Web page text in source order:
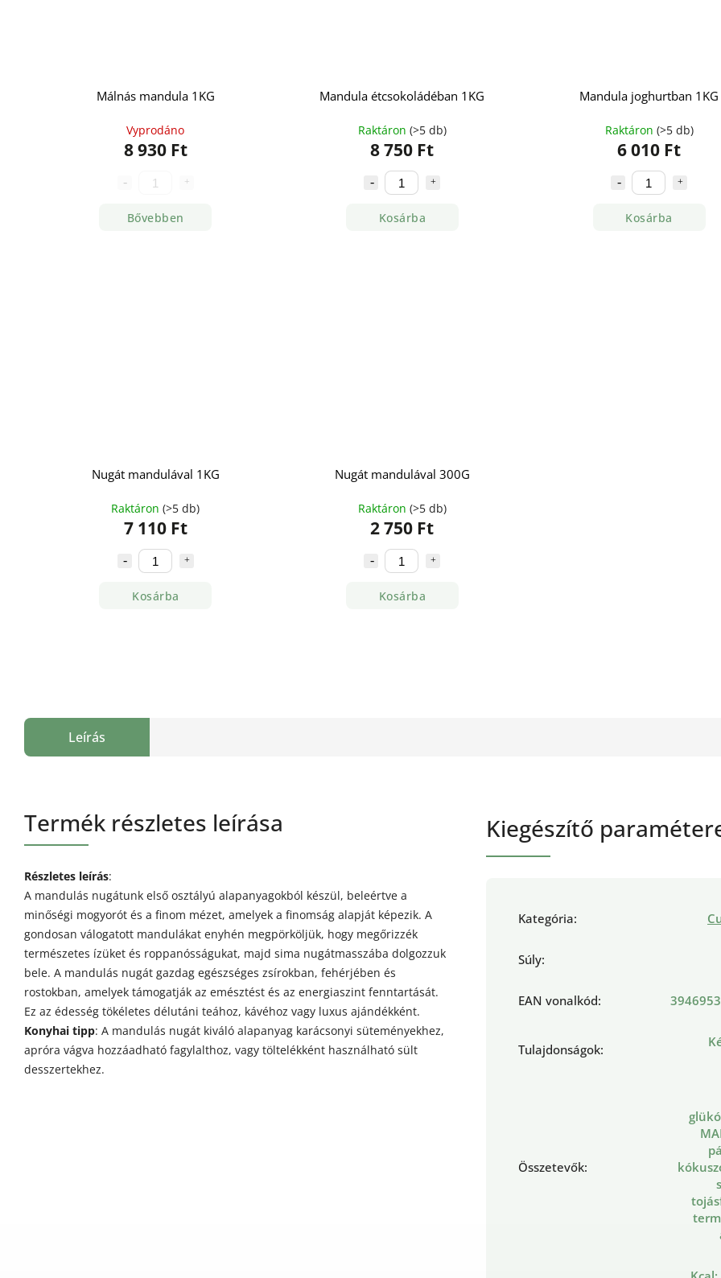
Málnás mandula 1KG
Vyprodáno
8 930 Ft
Bővebben
Mandula étcsokoládéban 1KG
Raktáron (>5 db)
8 750 Ft
Kosárba
Mandula joghurtban 1KG
Raktáron (>5 db)
6 010 Ft
Kosárba
Nugát mandulával 1KG
Raktáron(>5 db)
7 110 Ft
Kosárba
Nugát mandulával 300G
Raktáron (>5 db)
2 750 Ft
Kosárba
Leírás
Termék részletes leírása
Részletes leírás:
A mandulás nugátunk első osztályú alapanyagokból készül, beleértve a
minőségi mogyorót és a finom mézet, amelyek a finomság alapját képezik. A
gondosan válogatott mandulákat enyhén megpörköljük, hogy megőrizzék
természetes ízüket és roppanósságukat, majd sima nugátmasszába dolgozzuk
bele. A mandulás nugát gazdag egészséges zsírokban, fehérjében és
rostokban, amelyek támogatják az emésztést és az energiaszint fenntartását.
Ez az édesség tökéletes délutáni teához, kávéhoz vagy luxus ajándékként.
Konyhai tipp: A mandulás nugát kiváló alapanyag karácsonyi süteményekhez,
apróra vágva hozzáadható fagylalthoz, vagy töltelékként használható sült
desszertekhez.
Kiegészítő
Kategória:
Súly:
EAN vonalkód:
Tulajdonságok:
Összetevők: